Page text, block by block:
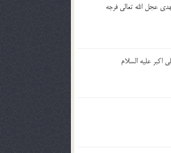
عجل الله تعالی فرجه
اکبر علیه السلام